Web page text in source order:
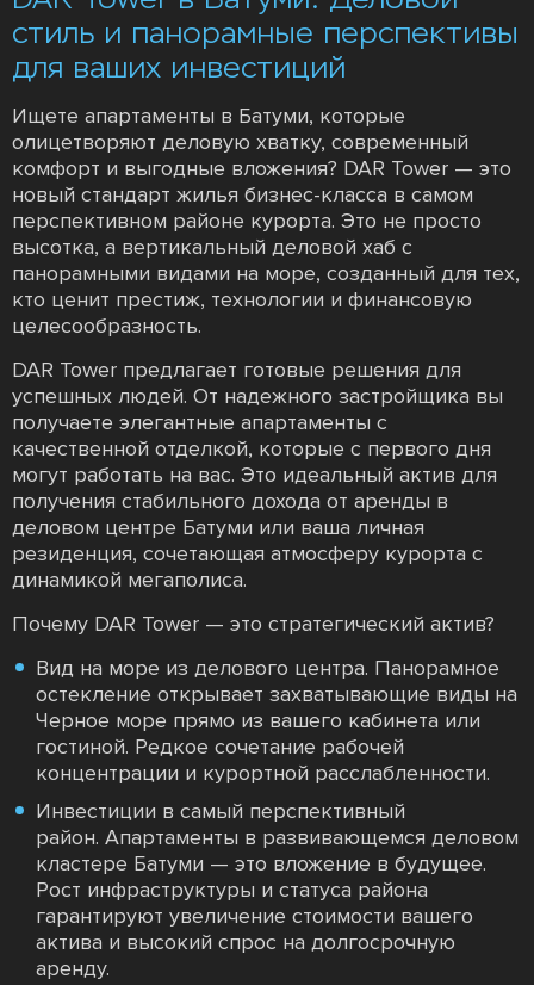
стиль и панорамные перспективы
для ваших инвестиций
Ищете апартаменты в Батуми, которые
олицетворяют деловую хватку, современный
комфорт и выгодные вложения? DAR Tower — это
новый стандарт жилья бизнес-класса в самом
перспективном районе курорта. Это не просто
высотка, а вертикальный деловой хаб с
панорамными видами на море, созданный для тех,
кто ценит престиж, технологии и финансовую
целесообразность.
DAR Tower предлагает готовые решения для
успешных людей. От надежного застройщика вы
получаете элегантные апартаменты с
качественной отделкой, которые с первого дня
могут работать на вас. Это идеальный актив для
получения стабильного дохода от аренды в
деловом центре Батуми или ваша личная
резиденция, сочетающая атмосферу курорта с
динамикой мегаполиса.
Почему DAR Tower — это стратегический актив?
Вид на море из делового центра. Панорамное
остекление открывает захватывающие виды на
Черное море прямо из вашего кабинета или
гостиной. Редкое сочетание рабочей
концентрации и курортной расслабленности.
Инвестиции в самый перспективный
район. Апартаменты в развивающемся деловом
кластере Батуми — это вложение в будущее.
Рост инфраструктуры и статуса района
гарантируют увеличение стоимости вашего
актива и высокий спрос на долгосрочную
аренду.